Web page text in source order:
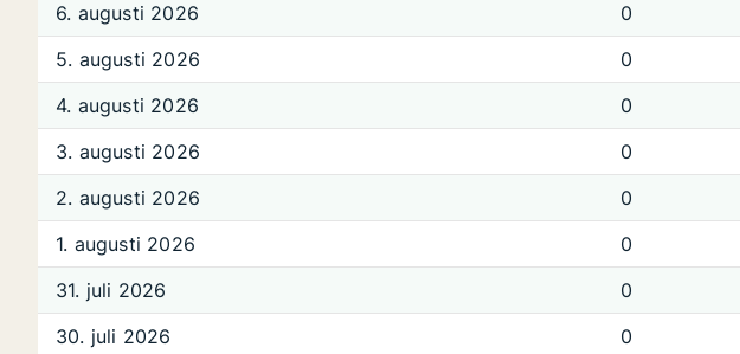
6. augusti 2026
0
5. augusti 2026
0
4. augusti 2026
0
3. augusti 2026
0
2. augusti 2026
0
1. augusti 2026
0
31. juli 2026
0
30. juli 2026
0